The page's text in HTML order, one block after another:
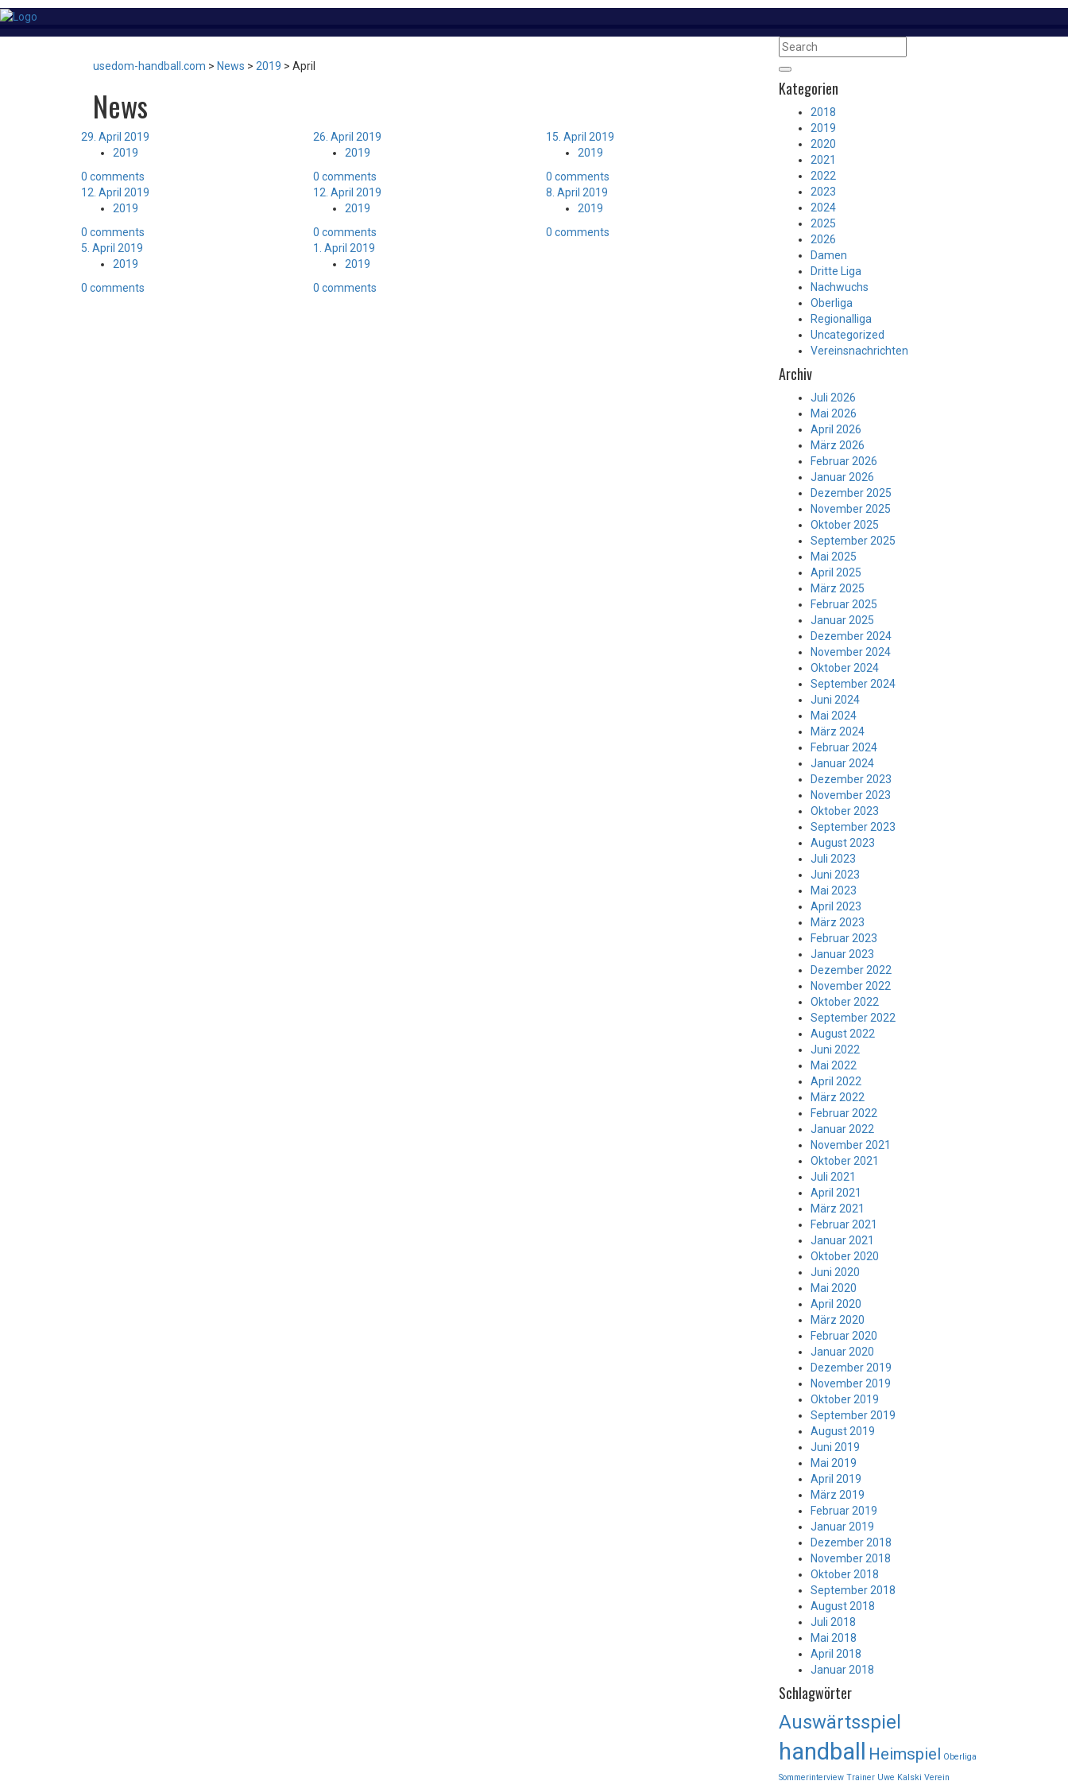
usedom-handball.com > News > 2019 > April
News
29. April 2019
2019
0 comments
26. April 2019
2019
0 comments
15. April 2019
2019
0 comments
12. April 2019
2019
0 comments
12. April 2019
2019
0 comments
8. April 2019
2019
0 comments
5. April 2019
2019
0 comments
1. April 2019
2019
0 comments
Kategorien
2018
2019
2020
2021
2022
2023
2024
2025
2026
Damen
Dritte Liga
Nachwuchs
Oberliga
Regionalliga
Uncategorized
Vereinsnachrichten
Archiv
Juli 2026
Mai 2026
April 2026
März 2026
Februar 2026
Januar 2026
Dezember 2025
November 2025
Oktober 2025
September 2025
Mai 2025
April 2025
März 2025
Februar 2025
Januar 2025
Dezember 2024
November 2024
Oktober 2024
September 2024
Juni 2024
Mai 2024
März 2024
Februar 2024
Januar 2024
Dezember 2023
November 2023
Oktober 2023
September 2023
August 2023
Juli 2023
Juni 2023
Mai 2023
April 2023
März 2023
Februar 2023
Januar 2023
Dezember 2022
November 2022
Oktober 2022
September 2022
August 2022
Juni 2022
Mai 2022
April 2022
März 2022
Februar 2022
Januar 2022
November 2021
Oktober 2021
Juli 2021
April 2021
März 2021
Februar 2021
Januar 2021
Oktober 2020
Juni 2020
Mai 2020
April 2020
März 2020
Februar 2020
Januar 2020
Dezember 2019
November 2019
Oktober 2019
September 2019
August 2019
Juni 2019
Mai 2019
April 2019
März 2019
Februar 2019
Januar 2019
Dezember 2018
November 2018
Oktober 2018
September 2018
August 2018
Juli 2018
Mai 2018
April 2018
Januar 2018
Schlagwörter
Auswärtsspiel
handball Heimspiel Oberliga
Sommerinterview Trainer Uwe Kalski Verein